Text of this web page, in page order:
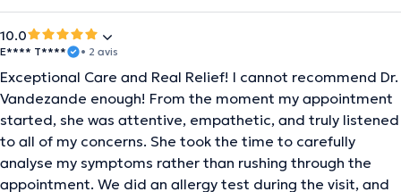
10.0
E**** T**** • 2 avis
Exceptional Care and Real Relief! I cannot recommend Dr.
Vandezande enough! From the moment my appointment
started, she was attentive, empathetic, and truly listened
to all of my concerns. She took the time to carefully
analyse my symptoms rather than rushing through the
appointment. We did an allergy test during the visit, and